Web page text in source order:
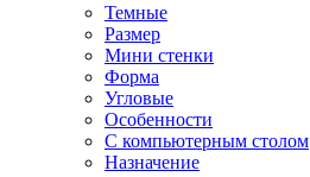
Темные
Размер
Мини стенки
Форма
Угловые
Особенности
С компьютерным столом
Назначение